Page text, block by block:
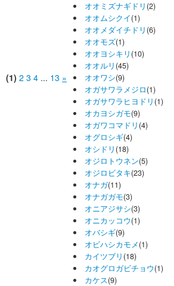
(1) 2 3 4 ... 13 »
オオミズナギドリ (2)
オオムシクイ(1)
オオメダイチドリ (6)
オオモズ(1)
オオヨシキリ (10)
オオルリ (45)
オオワシ(9)
オガサワラメジロ(1)
オガサワラヒヨドリ (1)
オカヨシガモ(9)
オガワコマドリ (4)
オグロシギ(4)
オシドリ (18)
オジロトウネン(5)
オジロビタキ(23)
オナガ(11)
オナガガモ(3)
オニアジサシ(3)
オニカッコウ(1)
オバシギ(9)
オビハシカモメ(1)
カイツブリ (18)
カオグロガビチョウ(1)
カケス(9)